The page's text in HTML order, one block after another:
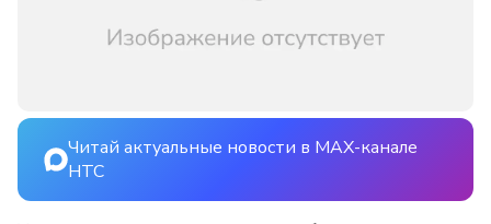
Читай актуальные новости в MAX-канале
НТС